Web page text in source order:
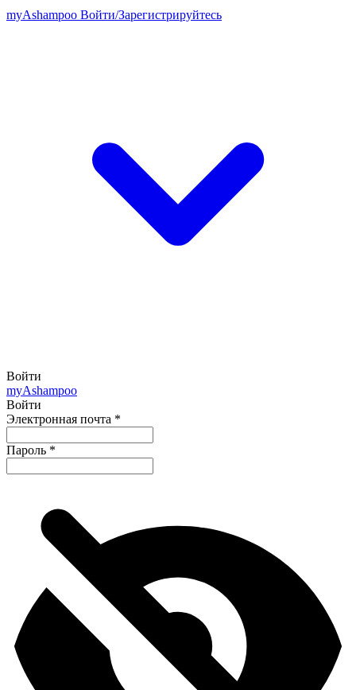
myAshampoo Войти/Зарегистрируйтесь
Войти
myAshampoo
Войти
Электронная почта *
Пароль *